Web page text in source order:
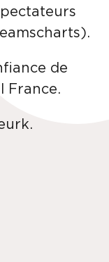
de
France.